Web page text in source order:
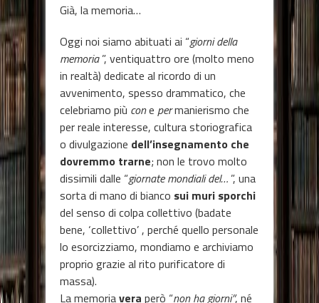
Già, la memoria…
Oggi noi siamo abituati ai “giorni della
memoria”, ventiquattro ore (molto meno
in realtà) dedicate al ricordo di un
avvenimento, spesso drammatico, che
celebriamo più cone permanierismo che
per reale interesse, cultura storiografica
o divulgazione dell’insegnamento che
dovremmo trarne; non le trovo molto
dissimili dalle “giornate mondiali del… ”, una
sorta di mano di bianco sui muri sporchi
del senso di colpa collettivo (badate
bene, ‘collettivo’ , perché quello personale
lo esorcizziamo, mondiamo e archiviamo
proprio grazie al rito purificatore di
massa).
La memoriavera però “non ha giorni”, né